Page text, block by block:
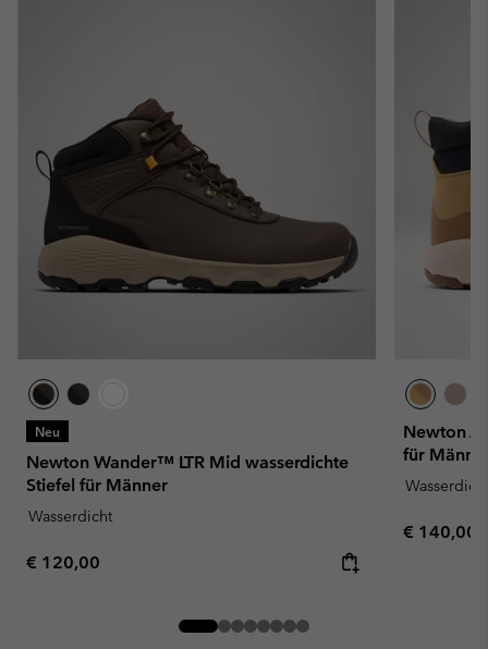
Neu
Newton Wander™ LTR Mid wasserdichte
Stiefel für Männer
Wasserdicht
Regular price:
€ 120,00
Newton
für
Wasserdicht
Regular
€ 140,00